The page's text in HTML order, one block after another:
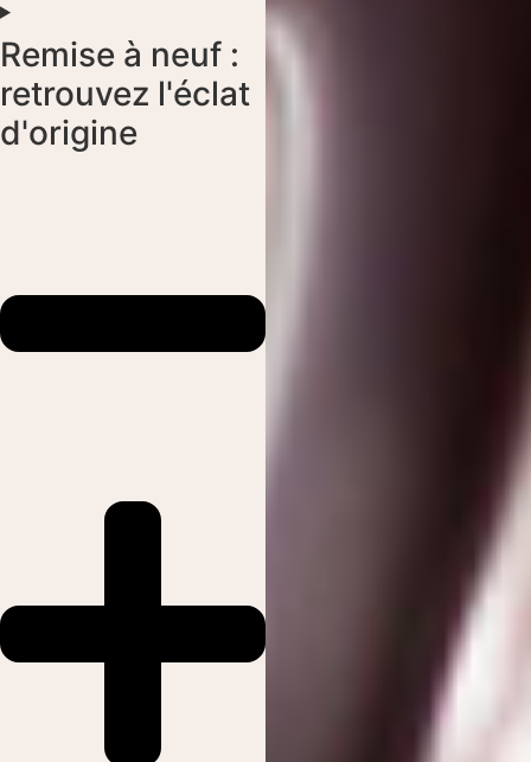
Remise à neuf :
retrouvez l'éclat
d'origine